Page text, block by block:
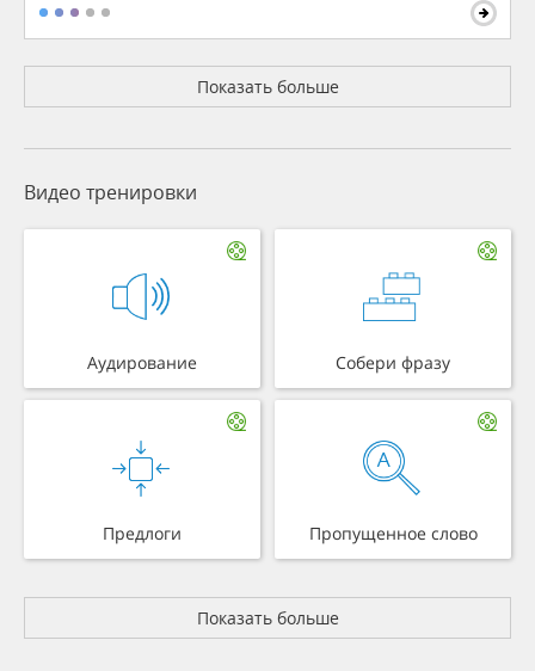
Показать больше
Видео тренировки
Аудирование Собери фразу
Предлоги Пропущенное слово
Показать больше